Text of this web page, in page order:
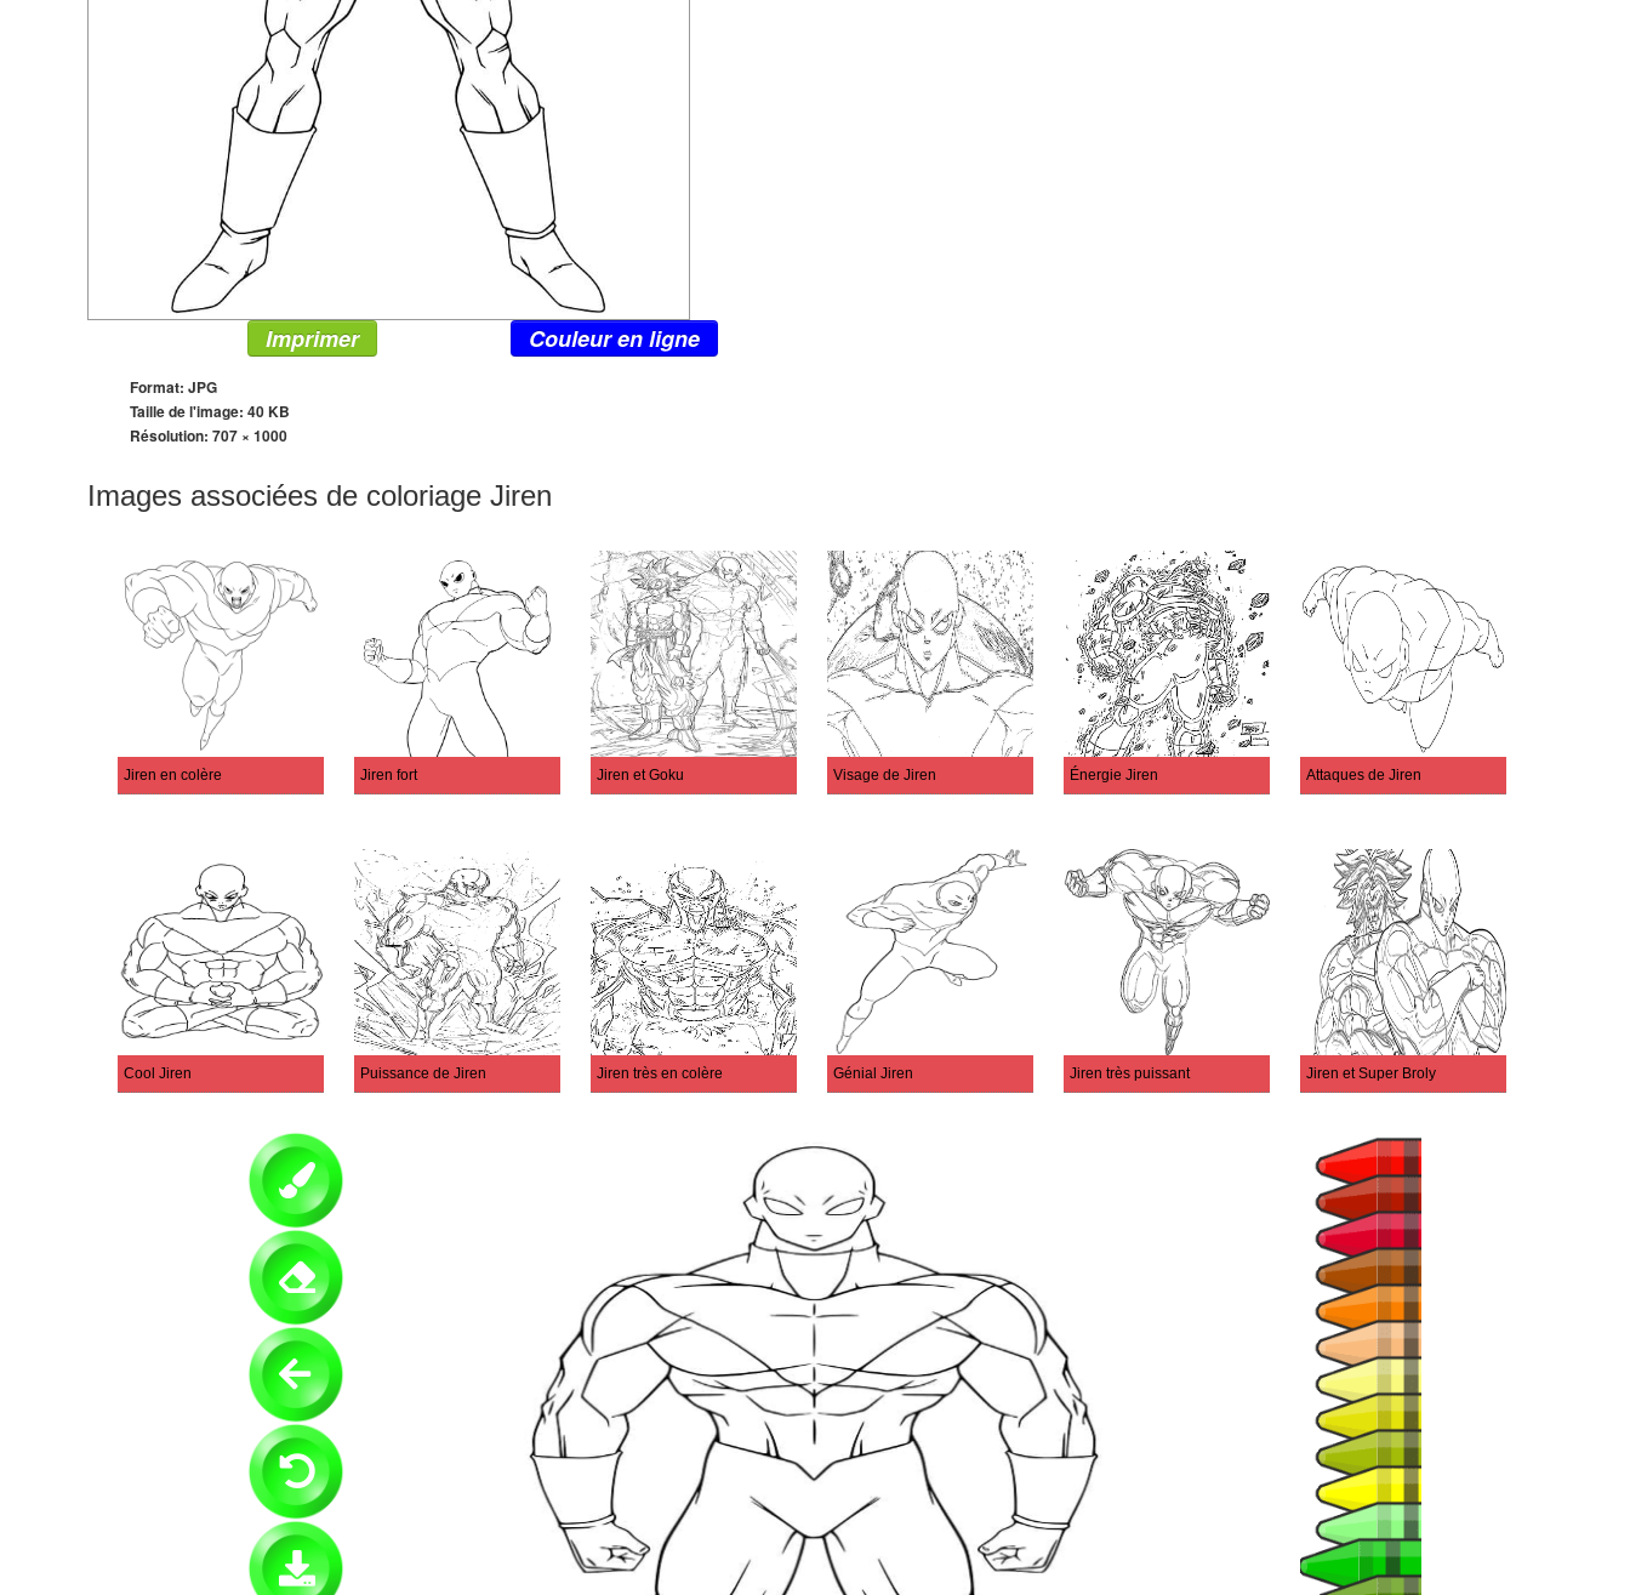
Imprimer Couleur en ligne
Format: JPG
Taille de l'image: 40 KB
Résolution: 707 × 1000
Images associées de coloriage Jiren
Jiren en colère Jiren fort Jiren et Goku Visage de Jiren Énergie Jiren Attaques de Jiren
Cool Jiren Puissance de Jiren Jiren très en colère Génial Jiren Jiren très puissant Jiren et Super Broly